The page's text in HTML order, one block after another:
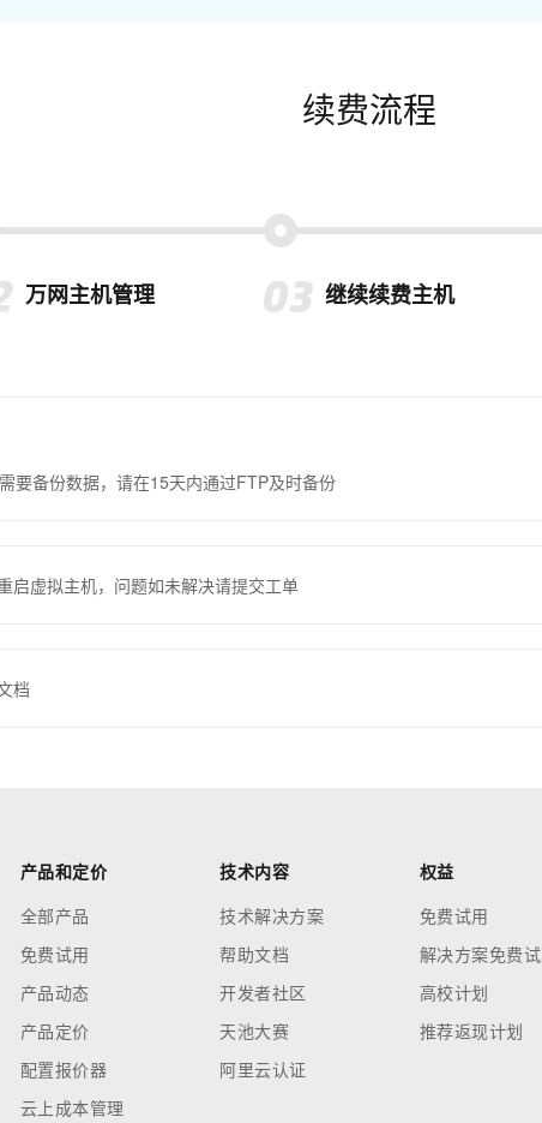
续费流程
万网主机管理 继续续费主机
要备份数据，请在15天内通过FTP及时备份
启虚拟主机，问题如未解决请提交工单
档